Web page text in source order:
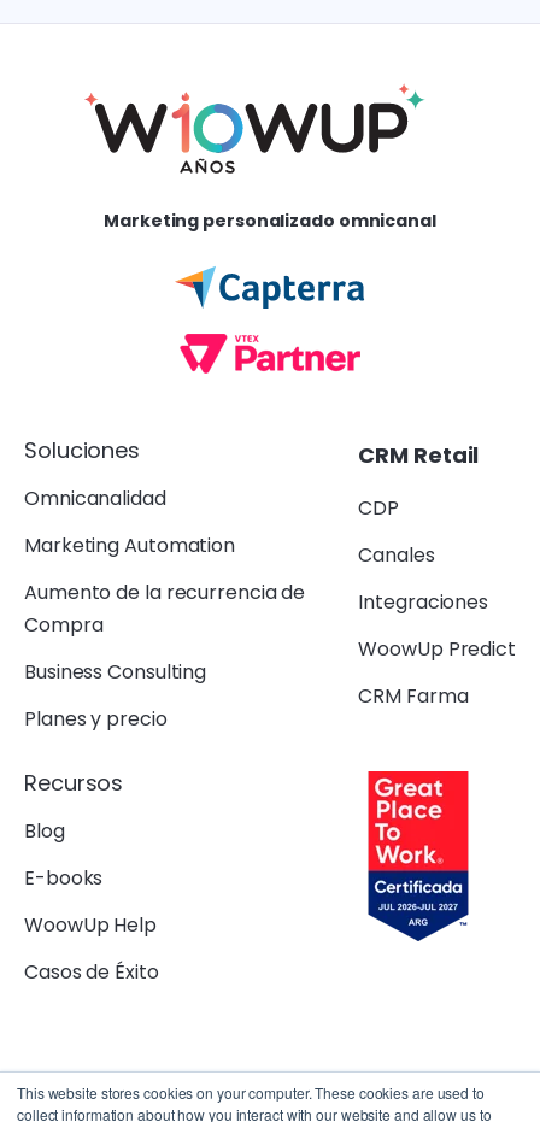
This website stores cookies on your computer. These cookies are used to
collect information about how you interact with our website and allow us to
Marketing personalizado omnicanal
Soluciones
Omnicanalidad
Marketing Automation
Aumento de la recurrencia de
Compra
Business Consulting
Planes y precio
CRM Retail
CDP
Canales
Integraciones
WoowUp Predict
CRM Farma
Recursos
Blog
E-books
WoowUp Help
Casos de Éxito